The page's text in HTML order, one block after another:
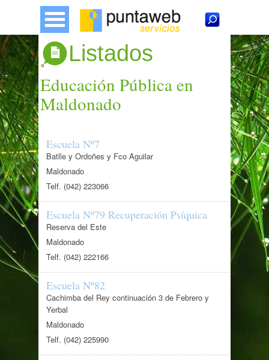
Listados
Educación Pública en
Maldonado
Escuela Nº7
Batlle y Ordoñes y Fco Aguilar
Maldonado
Telf. (042) 223066
Escuela Nº79 Recuperación Psíquica
Reserva del Este
Maldonado
Telf. (042) 222166
Escuela Nº82
Cachimba del Rey continuación 3 de Febrero y
Yerbal
Maldonado
Telf. (042) 225990